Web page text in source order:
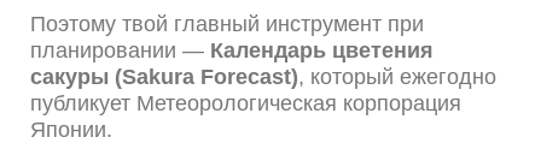
Поэтому твой главный инструмент при
планировании — Календарь цветения
сакуры (Sakura Forecast), который ежегодно
публикует Метеорологическая корпорация
Японии.